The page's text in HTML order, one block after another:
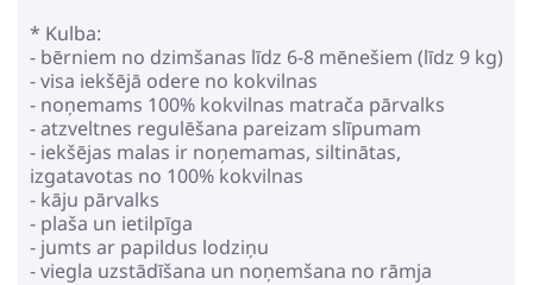
* Kulba:
- bērniem no dzimšanas līdz 6-8 mēnešiem (līdz 9 kg)
- visa iekšējā odere no kokvilnas
- noņemams 100% kokvilnas matrača pārvalks
- atzveltnes regulēšana pareizam slīpumam
- iekšējas malas ir noņemamas, siltinātas,
izgatavotas no 100% kokvilnas
- kāju pārvalks
- plaša un ietilpīga
- jumts ar papildus lodziņu
- viegla uzstādīšana un noņemšana no rāmja